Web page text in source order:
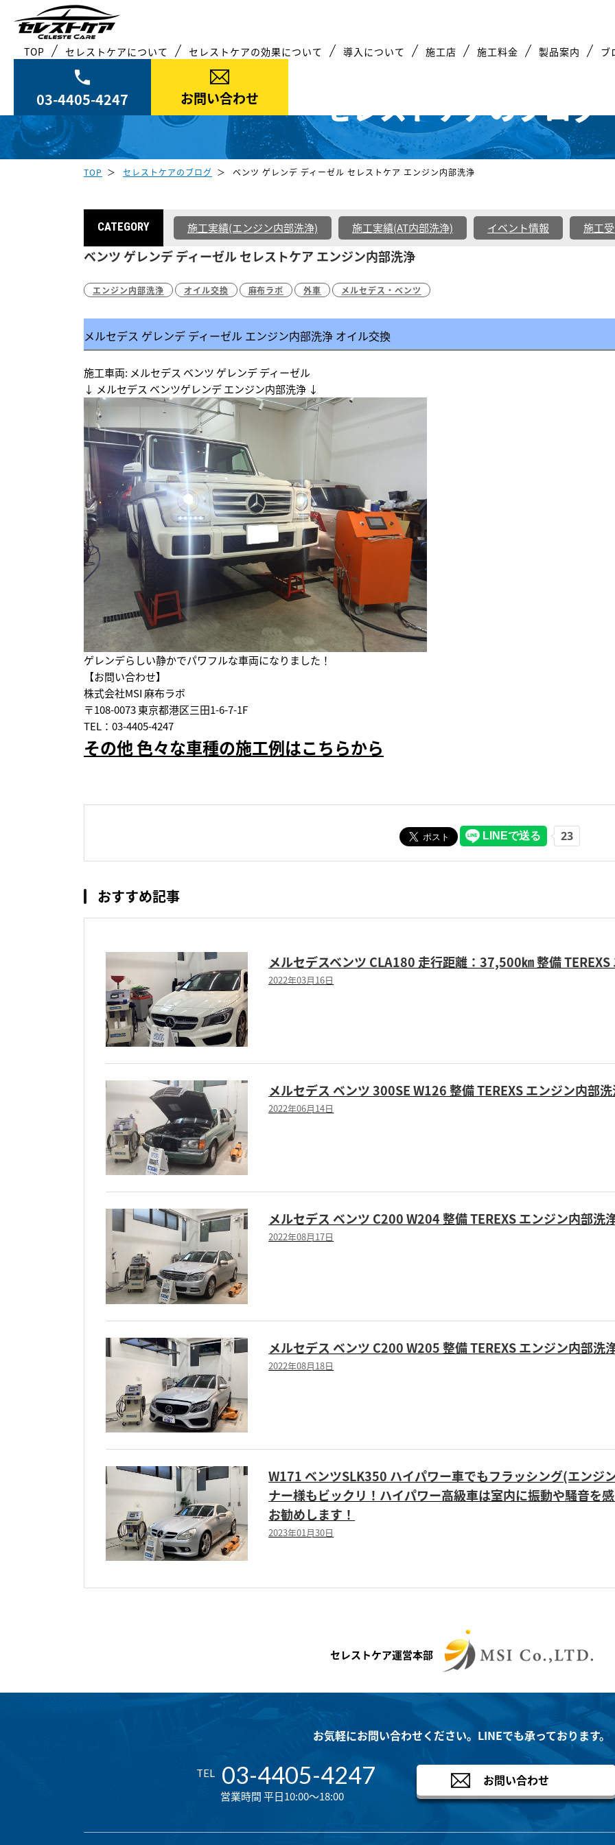
TOP セレストケアについて セレストケアの効果について 導入について 施工店 施工料金 製品案内 ブ
03-4405-4247 お問い合わせ セレストケアのブログ
TOP セレストケアのブログ ベンツ ゲレンデ ディーゼル セレストケア エンジン内部洗浄
CATEGORY 施工実績(エンジン内部洗浄) 施工実績(AT内部洗浄) イベント情報 施工
ベンツ ゲレンデ ディーゼル セレストケア エンジン内部洗浄
エンジン内部洗浄 オイル交換 麻布ラボ 外車 メルセデス・ベンツ
メルセデス ゲレンデ ディーゼル エンジン内部洗浄 オイル交換
施工車両: メルセデス ベンツ ゲレンデ ディーゼル
↓ メルセデス ベンツゲレンデ エンジン内部洗浄 ↓
ゲレンデらしい静かでパワフルな車両になりました！
【お問い合わせ】
株式会社MSI 麻布ラボ
〒108-0073 東京都港区三田1-6-7-1F
TEL：03-4405-4247
その他 色々な車種の施工例はこちらから
おすすめ記事
メルセデスベンツ CLA180 走行距離：37,500㎞ 整備
2022年03月16日
メルセデス ベンツ 300SE W126 整備 TEREXS エンジン内部
2022年06月14日
メルセデス ベンツ C200 W204 整備 TEREXS エンジン内部洗
2022年08月17日
メルセデス ベンツ C200 W205 整備 TEREXS エンジン内部洗
2022年08月18日
W171 ベンツSLK350 ハイパワー車でもフラッシング(エンジ
ナー様もビックリ！ハイパワー高級車は室内に振動や騒音を
お勧めします！
2023年01月30日
セレストケア運営本部
お気軽にお問い合わせください。LINEでも承っております。
TEL 03-4405-4247
営業時間 平日10:00～18:00
お問い合わせ